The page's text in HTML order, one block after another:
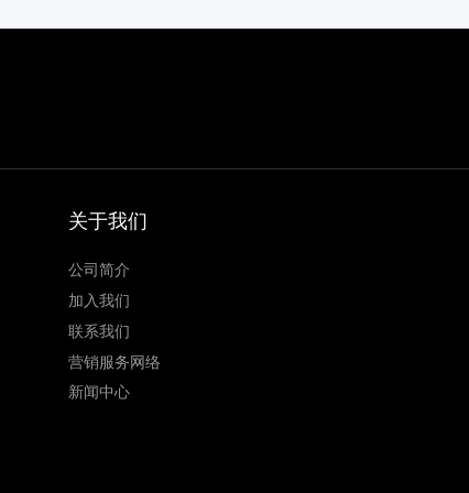
关于我们
公司简介
加入我们
联系我们
营销服务网络
新闻中心